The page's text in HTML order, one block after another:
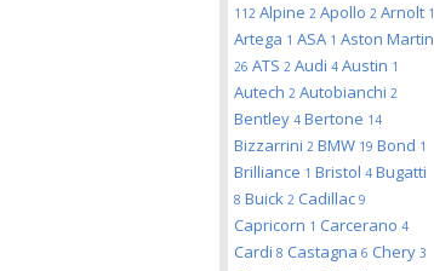
112 Alpine 2 Apollo 2 Arnolt 1
Artega 1 ASA 1 Aston Martin
26 ATS 2 Audi 4 Austin 1
Autech 2 Autobianchi 2
Bentley 4 Bertone 14
Bizzarrini 2 BMW 19 Bond 1
Brilliance 1 Bristol 4 Bugatti
8 Buick 2 Cadillac 9
Capricorn 1 Carcerano 4
Cardi 8 Castagna 6 Chery 3